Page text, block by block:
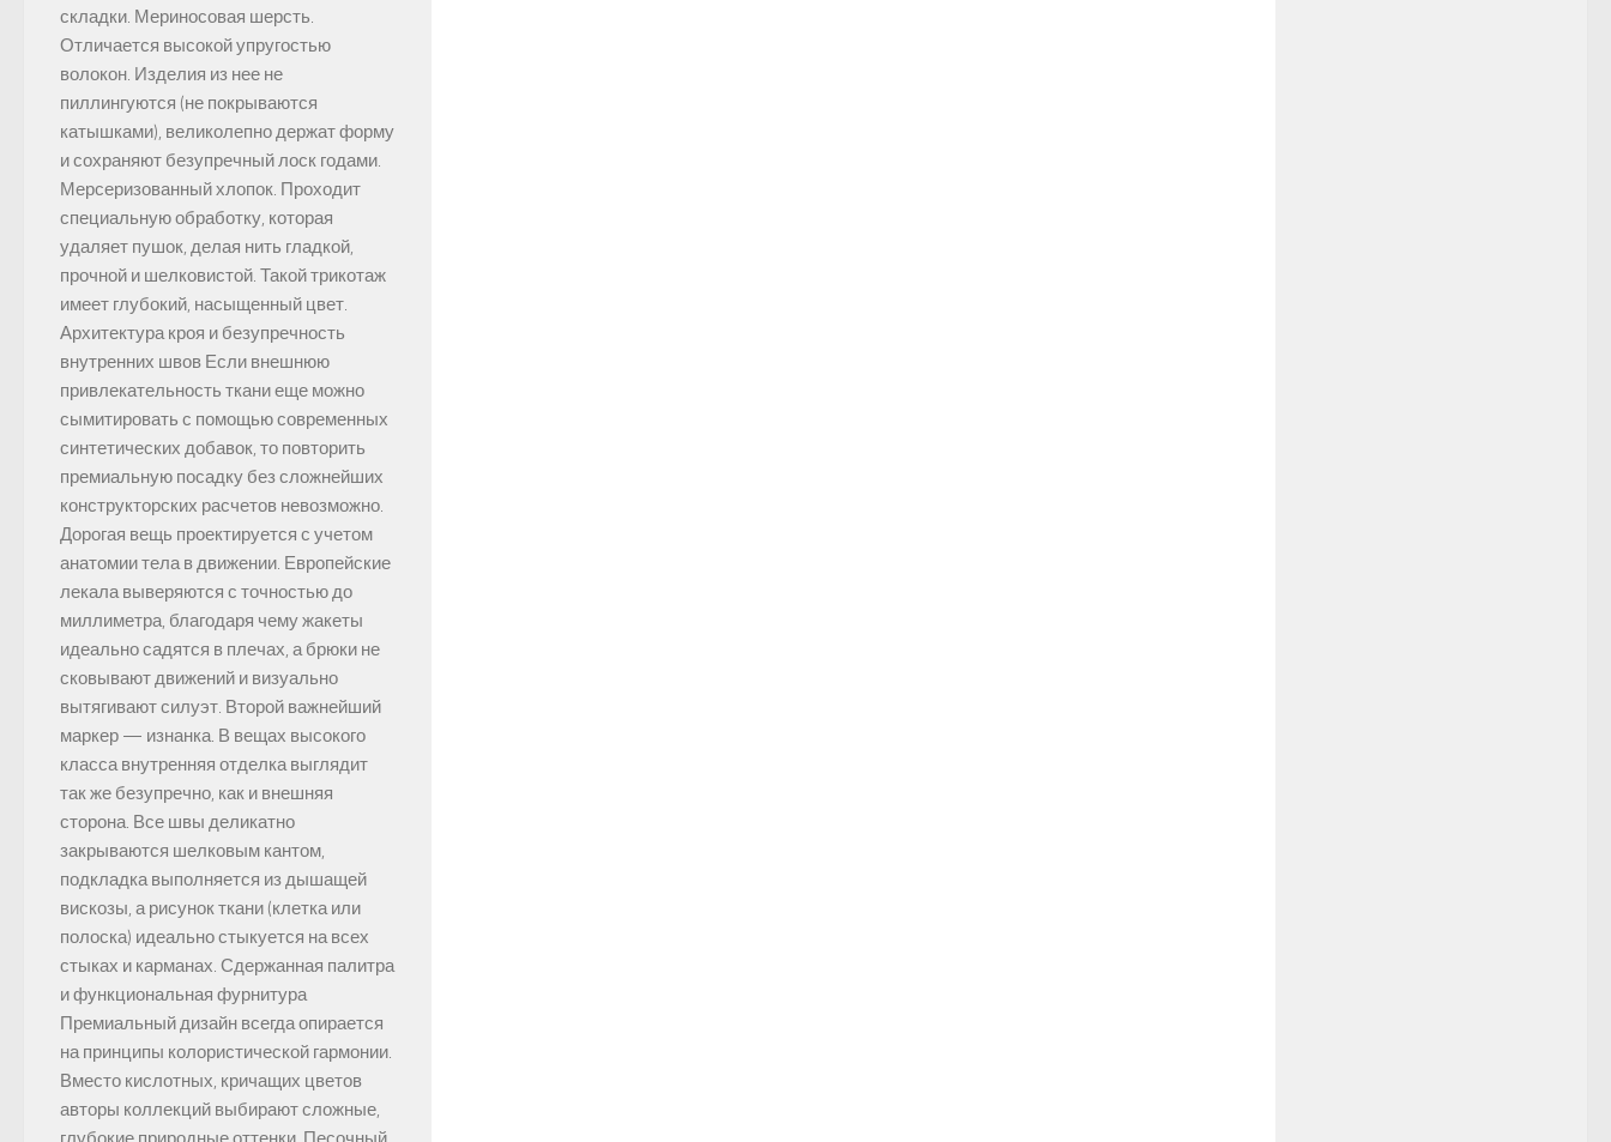
складки. Мериносовая шерсть.
Отличается высокой упругостью
волокон. Изделия из нее не
пиллингуются (не покрываются
катышками), великолепно держат форму
и сохраняют безупречный лоск годами.
Мерсеризованный хлопок. Проходит
специальную обработку, которая
удаляет пушок, делая нить гладкой,
прочной и шелковистой. Такой трикотаж
имеет глубокий, насыщенный цвет.
Архитектура кроя и безупречность
внутренних швов Если внешнюю
привлекательность ткани еще можно
сымитировать с помощью современных
синтетических добавок, то повторить
премиальную посадку без сложнейших
конструкторских расчетов невозможно.
Дорогая вещь проектируется с учетом
анатомии тела в движении. Европейские
лекала выверяются с точностью до
миллиметра, благодаря чему жакеты
идеально садятся в плечах, а брюки не
сковывают движений и визуально
вытягивают силуэт. Второй важнейший
маркер — изнанка. В вещах высокого
класса внутренняя отделка выглядит
так же безупречно, как и внешняя
сторона. Все швы деликатно
закрываются шелковым кантом,
подкладка выполняется из дышащей
вискозы, а рисунок ткани (клетка или
полоска) идеально стыкуется на всех
стыках и карманах. Сдержанная палитра
и функциональная фурнитура
Премиальный дизайн всегда опирается
на принципы колористической гармонии.
Вместо кислотных, кричащих цветов
авторы коллекций выбирают сложные,